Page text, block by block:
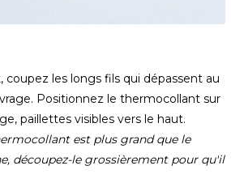
coupez les longs fils qui dépassent au
Positionnez le thermocollant sur
paillettes visibles vers le haut.
est plus grand que le
découpez-le grossièrement pour qu'il